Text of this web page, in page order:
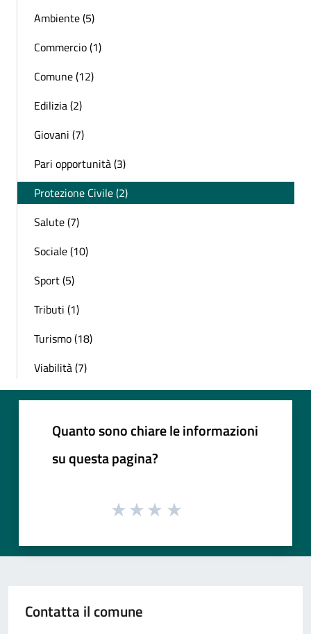
Ambiente (5)
Commercio (1)
Comune (12)
Edilizia (2)
Giovani (7)
Pari opportunità (3)
Protezione Civile (2)
Salute (7)
Sociale (10)
Sport (5)
Tributi (1)
Turismo (18)
Viabilità (7)
Quanto sono chiare le informazioni
su questa pagina?
Contatta il comune